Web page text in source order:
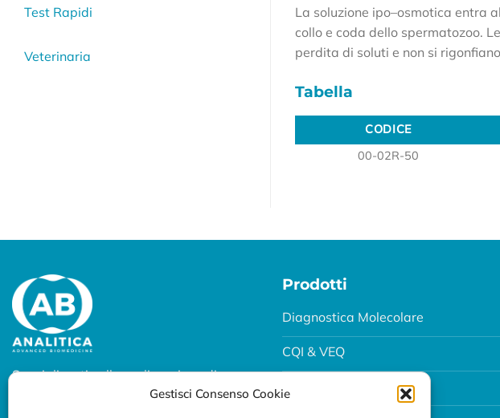
Gestisci Consenso Cookie
Test Rapidi
Veterinaria
La soluzione ipo–osmotica entra
collo e coda dello spermatozoo.
perdita di soluti e non si
Tabella
CODICE
CODICE
00-02R-50
Specializzati nella realizzazione di
soluzioni diagnostiche per uso
Prodotti
Diagnostica Molecolare
CQI & VEQ
Biobanking